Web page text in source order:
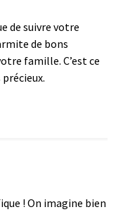
de suivre votre
de bons
famille. C’est ce
! On imagine bien